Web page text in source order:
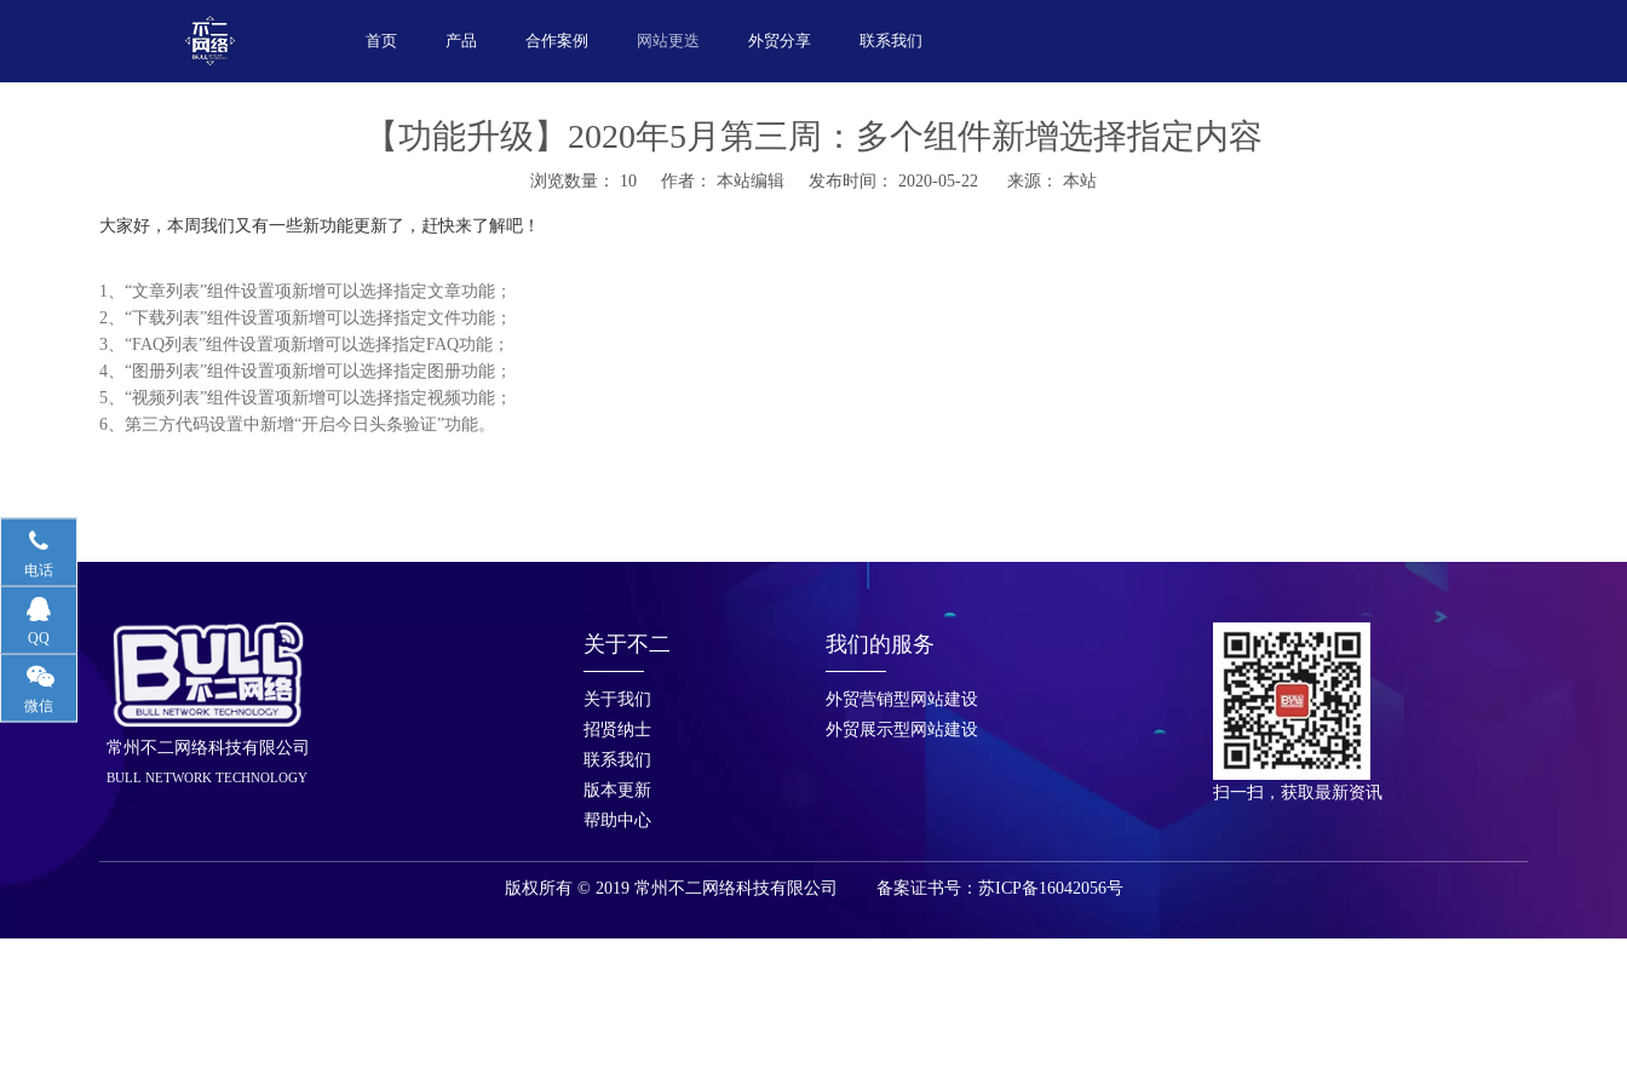
首页 产品 合作案例 网站更迭 外贸分享 联系我们
【功能升级】2020年5月第三周：多个组件新增选择指定内容
浏览数量： 10 作者： 本站编辑 发布时间： 2020-05-22 来源： 本站
大家好，本周我们又有一些新功能更新了，赶快来了解吧！
1、“文章列表”组件设置项新增可以选择指定文章功能；
2、“下载列表”组件设置项新增可以选择指定文件功能；
3、“FAQ列表”组件设置项新增可以选择指定FAQ功能；
4、“图册列表”组件设置项新增可以选择指定图册功能；
5、“视频列表”组件设置项新增可以选择指定视频功能；
6、第三方代码设置中新增“开启今日头条验证”功能。
常州不二网络科技有限公司
BULL NETWORK TECHNOLOGY
关于不二
关于我们
招贤纳士
联系我们
版本更新
帮助中心
我们的服务
外贸营销型网站建设
外贸展示型网站建设
扫一扫，获取最新资讯
版权所有 © 2019 常州不二网络科技有限公司 备案证书号：苏ICP备16042056号
电话
QQ
微信